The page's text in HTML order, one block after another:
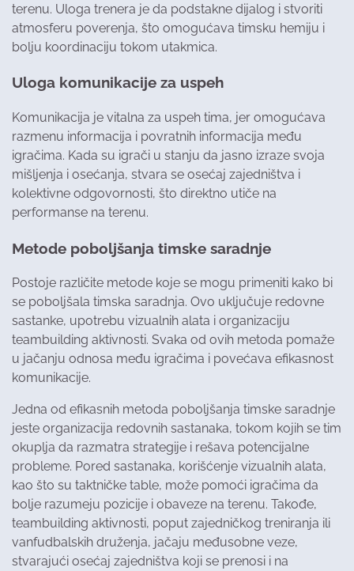
terenu. Uloga trenera je da podstakne dijalog i stvoriti
atmosferu poverenja, što omogućava timsku hemiju i
bolju koordinaciju tokom utakmica.
Uloga komunikacije za uspeh
Komunikacija je vitalna za uspeh tima, jer omogućava
razmenu informacija i povratnih informacija među
igračima. Kada su igrači u stanju da jasno izraze svoja
mišljenja i osećanja, stvara se osećaj zajedništva i
kolektivne odgovornosti, što direktno utiče na
performanse na terenu.
Metode poboljšanja timske saradnje
Postoje različite metode koje se mogu primeniti kako bi
se poboljšala timska saradnja. Ovo uključuje redovne
sastanke, upotrebu vizualnih alata i organizaciju
teambuilding aktivnosti. Svaka od ovih metoda pomaže
u jačanju odnosa među igračima i povećava efikasnost
komunikacije.
Jedna od efikasnih metoda poboljšanja timske saradnje
jeste organizacija redovnih sastanaka, tokom kojih se tim
okuplja da razmatra strategije i rešava potencijalne
probleme. Pored sastanaka, korišćenje vizualnih alata,
kao što su taktničke table, može pomoći igračima da
bolje razumeju pozicije i obaveze na terenu. Takođe,
teambuilding aktivnosti, poput zajedničkog treniranja ili
vanfudbalskih druženja, jačaju međusobne veze,
stvarajući osećaj zajedništva koji se prenosi i na